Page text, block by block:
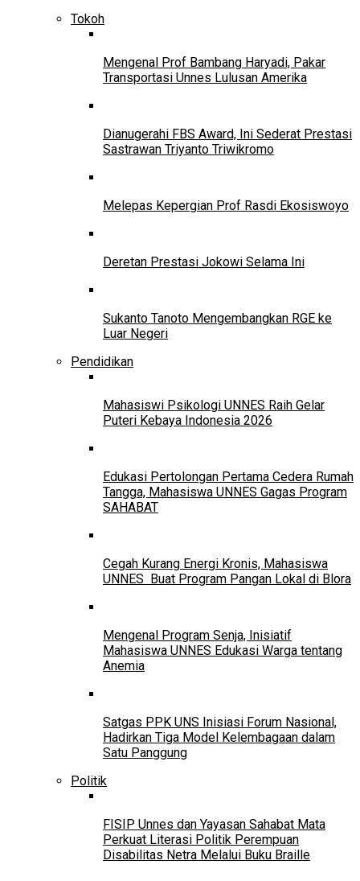
Tokoh
Mengenal Prof Bambang Haryadi, Pakar
Transportasi Unnes Lulusan Amerika
Dianugerahi FBS Award, Ini Sederat Prestasi
Sastrawan Triyanto Triwikromo
Melepas Kepergian Prof Rasdi Ekosiswoyo
Deretan Prestasi Jokowi Selama Ini
Sukanto Tanoto Mengembangkan RGE ke
Luar Negeri
Pendidikan
Mahasiswi Psikologi UNNES Raih Gelar
Puteri Kebaya Indonesia 2026
Edukasi Pertolongan Pertama Cedera Rumah
Tangga, Mahasiswa UNNES Gagas Program
SAHABAT
Cegah Kurang Energi Kronis, Mahasiswa
UNNES Buat Program Pangan Lokal di Blora
Mengenal Program Senja, Inisiatif
Mahasiswa UNNES Edukasi Warga tentang
Anemia
Satgas PPK UNS Inisiasi Forum Nasional,
Hadirkan Tiga Model Kelembagaan dalam
Satu Panggung
Politik
FISIP Unnes dan Yayasan Sahabat Mata
Perkuat Literasi Politik Perempuan
Disabilitas Netra Melalui Buku Braille